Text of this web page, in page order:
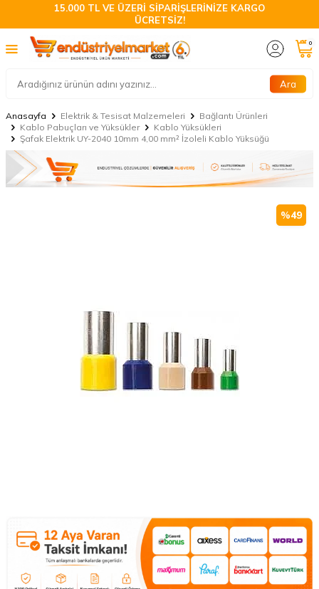
15.000 TL VE ÜZERİ SİPARİŞLERİNİZE KARGO
ÜCRETSİZ!
Ara
0
Anasayfa Elektrik & Tesisat Malzemeleri
Bağlantı Ürünleri
Kablo Pabuçları ve Yüksükler
Kablo Yüksükleri
Şafak Elektrik UY-2040 10mm 4,00 mm² İzoleli Kablo Yüksüğü
%49